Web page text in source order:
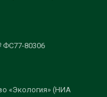
80306
«Экология» (НИА